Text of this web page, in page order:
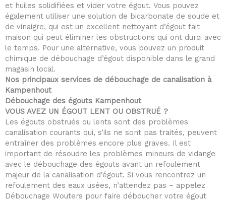
et huiles solidifiées et vider votre égout. Vous pouvez
également utiliser une solution de bicarbonate de soude et
de vinaigre, qui est un excellent nettoyant d’égout fait
maison qui peut éliminer les obstructions qui ont durci avec
le temps. Pour une alternative, vous pouvez un produit
chimique de débouchage d’égout disponible dans le grand
magasin local.
Nos principaux services de débouchage de canalisation à
Kampenhout
Débouchage des égouts Kampenhout
VOUS AVEZ UN ÉGOUT LENT OU OBSTRUÉ ?
Les égouts obstrués ou lents sont des problèmes
canalisation courants qui, s’ils ne sont pas traités, peuvent
entraîner des problèmes encore plus graves. Il est
important de résoudre les problèmes mineurs de vidange
avec le débouchage des égouts avant un refoulement
majeur de la canalisation d’égout. Si vous rencontrez un
refoulement des eaux usées, n’attendez pas – appelez
Débouchage Wouters pour faire déboucher votre égout